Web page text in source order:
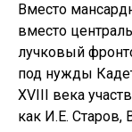
Вместо
вместо
лучковый
под нужды
XVIII века
как И.Е.